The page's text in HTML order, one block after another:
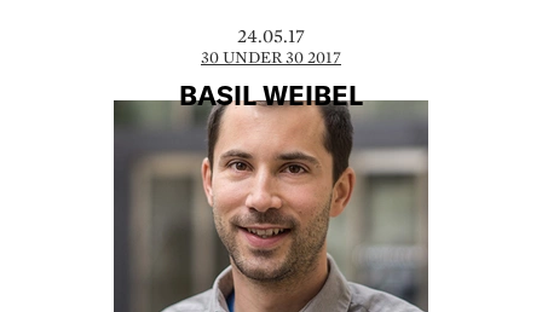
24.05.17
30 UNDER 30 2017
BASIL WEIBEL